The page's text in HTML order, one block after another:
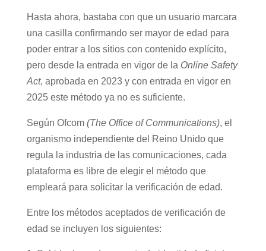
«¿Eres mayor de 18 años?»no es suficiente
Hasta ahora, bastaba con que un usuario
marcara una casilla confirmando ser mayor de
edad para poder entrar a los sitios con contenido
explícito, pero desde la entrada en vigor de la
entrada en vigor en 2025 este método ya no es
suficiente.
Según Ofcom (The Office of Communications)
organismo independiente del Reino Unido que
plataforma es libre de elegir el método que
empleará para solicitar la verificación de edad.